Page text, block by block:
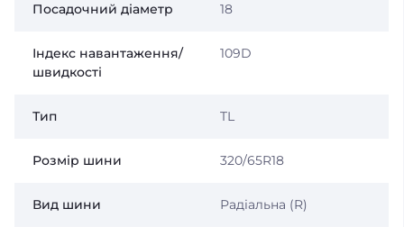
Посадочний діаметр 18
Індекс навантаження/
швидкості
109D
Тип TL
Розмір шини 320/65R18
Вид шини Радіальна (R)